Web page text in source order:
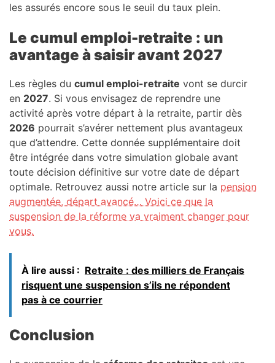
les assurés encore sous le seuil du taux plein.
Le cumul emploi-retraite : un
avantage à saisir avant 2027
Les règles du cumul emploi-retraite vont se durcir
en 2027. Si vous envisagez de reprendre une
activité après votre départ à la retraite, partir dès
2026 pourrait s’avérer nettement plus avantageux
que d’attendre. Cette donnée supplémentaire doit
être intégrée dans votre simulation globale avant
toute décision définitive sur votre date de départ
optimale. Retrouvez aussi notre article sur la pension
augmentée, départ avancé… Voici ce que la
suspension de la réforme va vraiment changer pour
vous.
À lire aussi : Retraite : des milliers de Français
risquent une suspension s’ils ne répondent
pas à ce courrier
Conclusion